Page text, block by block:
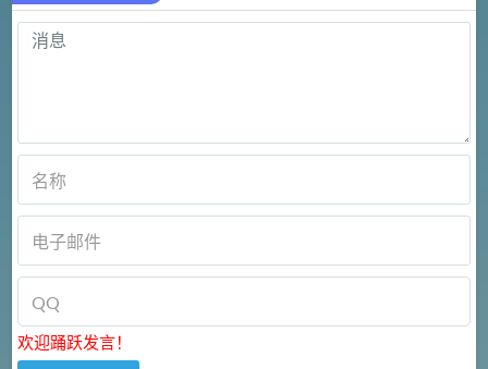
欢迎踊跃发言！